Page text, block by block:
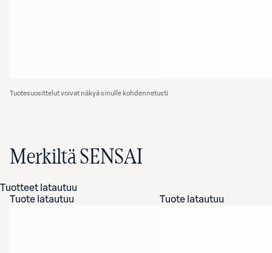
Tuotesuosittelut voivat näkyä sinulle kohdennetusti
Merkiltä SENSAI
Tuotteet latautuu
Tuote latautuu
Tuote latautuu